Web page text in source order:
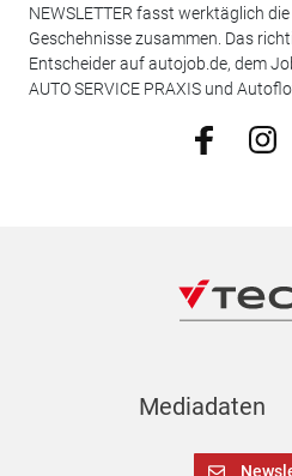
NEWSLETTER fasst werktäglich
Geschehnisse zusammen. Das
Entscheider auf autojob.de, dem
AUTO SERVICE PRAXIS und
Mediadaten